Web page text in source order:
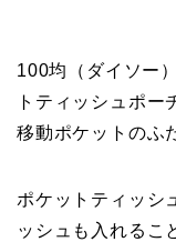
100均（ダイソー
トティッシュポー
移動ポケットのふ
ポケットティッシ
ッシュも入れるこ